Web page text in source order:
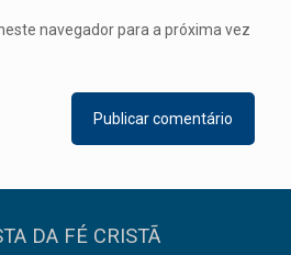
navegador para a próxima vez
DA FÉ CRISTÃ